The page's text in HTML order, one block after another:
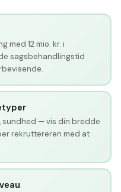
med 12 mio. kr. i
sagsbehandlingstid
sundhed — vis din bredde
rekruttereren med at